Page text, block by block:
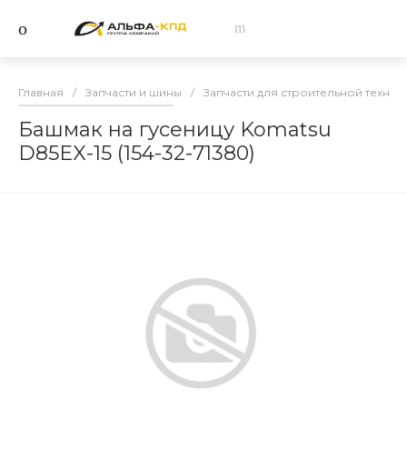
Главная / Запчасти и шины / Запчасти для строительной
Башмак на гусеницу Komatsu
D85EX-15 (154-32-71380)